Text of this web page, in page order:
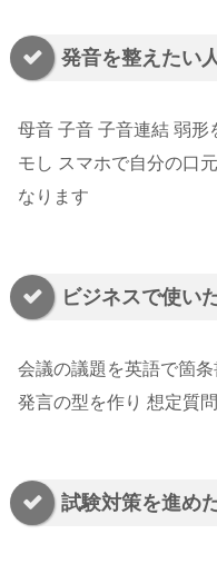
発音を整えたい人
母音 子音 子音連結 弱形
モし スマホで自分の口
なります
ビジネスで使い
会議の議題を英語で箇
発言の型を作り 想定質
試験対策を進め